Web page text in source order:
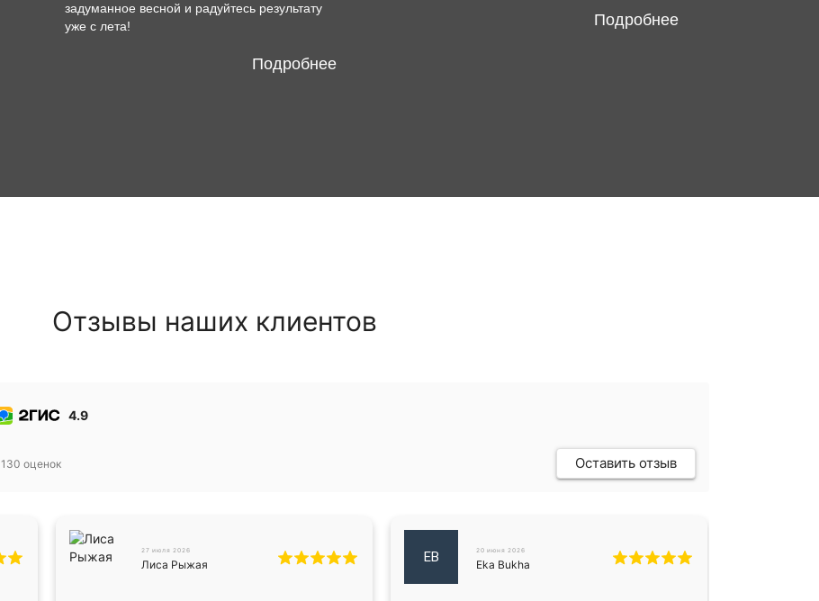
задуманное весной и радуйтесь результату
уже с лета!
Подробнее
Подробнее
Отзывы наших клиентов
4.9
130 оценок Оставить отзыв
27 июля 2026
Лиса Рыжая EB 20 июня 2026
Eka Bukha